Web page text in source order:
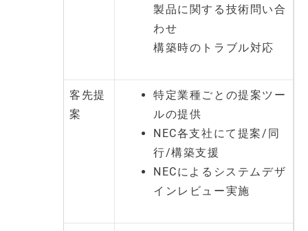
製品に関する技術問い合
わせ
構築時のトラブル対応
客先提
案
特定業種ごとの提案ツー
ルの提供
NEC各支社にて提案/同
行/構築支援
NECによるシステムデザ
インレビュー実施